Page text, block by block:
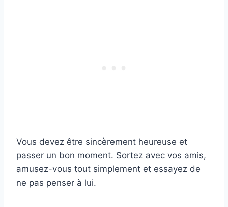
Vous devez être sincèrement heureuse et
passer un bon moment. Sortez avec vos amis,
amusez-vous tout simplement et essayez de
ne pas penser à lui.